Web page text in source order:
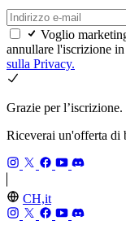
Voglio
annullare l'iscrizione
sulla Privacy.
Grazie per l’iscrizione.
Riceverai un'offerta di
CH,it